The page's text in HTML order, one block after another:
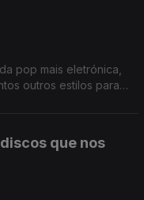
pop mais eletrónica,
outros estilos para
que nos